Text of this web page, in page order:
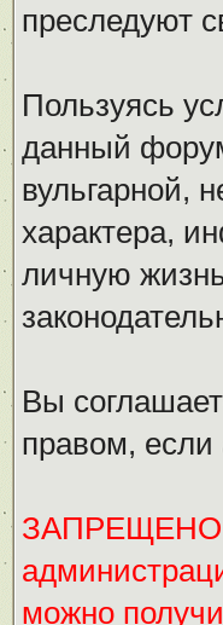
преследуют
Пользуясь
данный
вульгарной,
характера,
личную
Вы
правом,
ЗАПРЕЩЕНО
можно